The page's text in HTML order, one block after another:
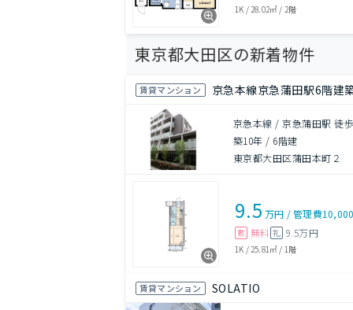
1K / 28.02㎡ / 2階
東京都大田区の新着物件
賃貸マンション 京急本線京急蒲田駅6階建
京急本線 / 京急蒲田駅 徒
築10年 / 6階建
東京都大田区蒲田本町２
9.5 万円 /管理費
敷 無料 礼 9.5万円
1K / 25.81㎡ / 1階
賃貸マンション SOLATIO